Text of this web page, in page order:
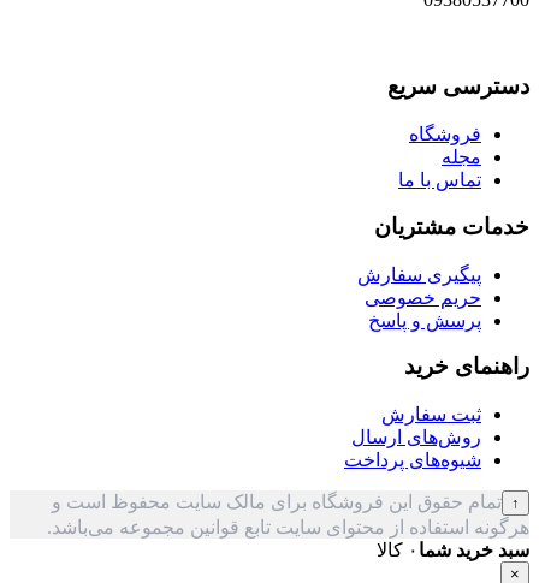
دسترسی سریع
فروشگاه
مجله
تماس با ما
خدمات مشتریان
پیگیری سفارش
حریم خصوصی
پرسش و پاسخ
راهنمای خرید
ثبت سفارش
روش‌های ارسال
شیوه‌های پرداخت
↑ تمام حقوق این فروشگاه برای مالک سایت محفوظ است و
هرگونه استفاده از محتوای سایت تابع قوانین مجموعه می‌باشد.
سبد خرید شما ۰ کالا
×